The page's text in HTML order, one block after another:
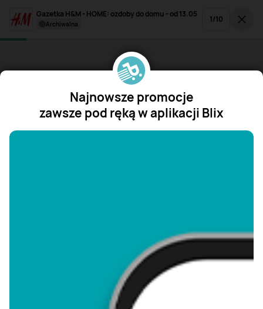
Gazetka H&M - HOME: ozdoby do domu - od 13.05
archiwalna 1/10
Najnowsze promocje
zawsze pod ręką w aplikacji Blix
"/>